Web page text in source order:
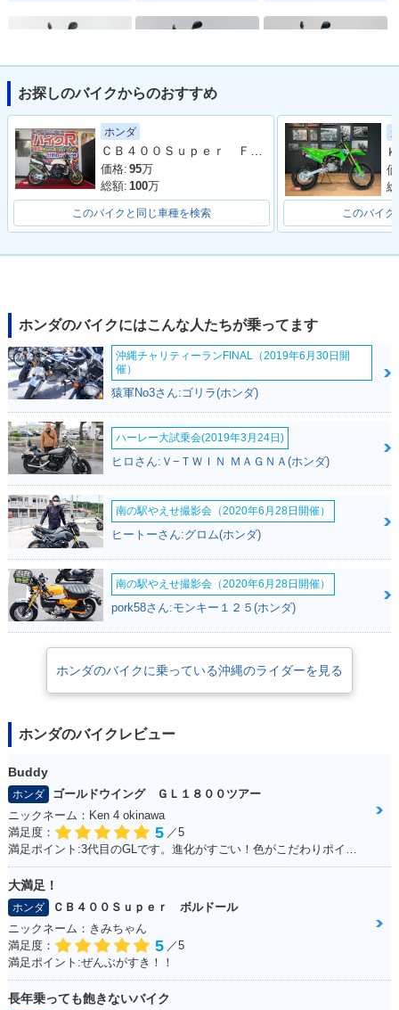
2000年 Live Dio ZX
スケルトン・特別・
限定仕様
ジ
1998年 Live Dio Z
X・カラーチェンジ
1997年 Live Dio Z
X・特別・限定仕様
1996年 Live Dio Z
X・マイナーチェン
ジ
1996年 Live Dio Z
X・カラーチェンジ
1995年 Live Dio Z
X・カラーチェンジ
1994年 Live Dio Z
X・新登場
お探しのバイクからのおすすめ
ホンダ
ＣＢ４００Ｓｕｐｅｒ Ｆｏｕｒ 多数改造 フルカスタム
価格: 95万
総額: 100万
このバイクと同じ車種を検索 このバイク
ホンダのバイクにはこんな人たちが乗ってます
沖縄チャリティーランFINAL（2019年6月30日開
催）
猿軍No3さん:ゴリラ(ホンダ)
ハーレー大試乗会(2019年3月24日)
ヒロさん:Ｖ−ＴＷＩＮ ＭＡＧＮＡ(ホンダ)
南の駅やえせ撮影会（2020年6月28日開催）
ヒートーさん:グロム(ホンダ)
南の駅やえせ撮影会（2020年6月28日開催）
pork58さん:モンキー１２５(ホンダ)
ホンダのバイクに乗っている沖縄のライダーを見る
ホンダのバイクレビュー
Buddy
ホンダ
ゴールドウイング ＧＬ１８００ツアー
ニックネーム：Ken 4 okinawa
満足度：
5 ／5
大満足！
ホンダ
ＣＢ４００Ｓｕｐｅｒ ボルドール
ニックネーム：きみちゃん
満足度：
5 ／5
満足ポイント:ぜんぶがすき！！
長年乗っても飽きないバイク